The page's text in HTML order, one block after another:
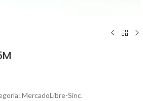
MercadoLibre-Sinc.